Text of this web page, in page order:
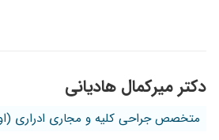
دکتر میرکمال هادیانی
متخصص جراحی کلیه و مجاری ادراری